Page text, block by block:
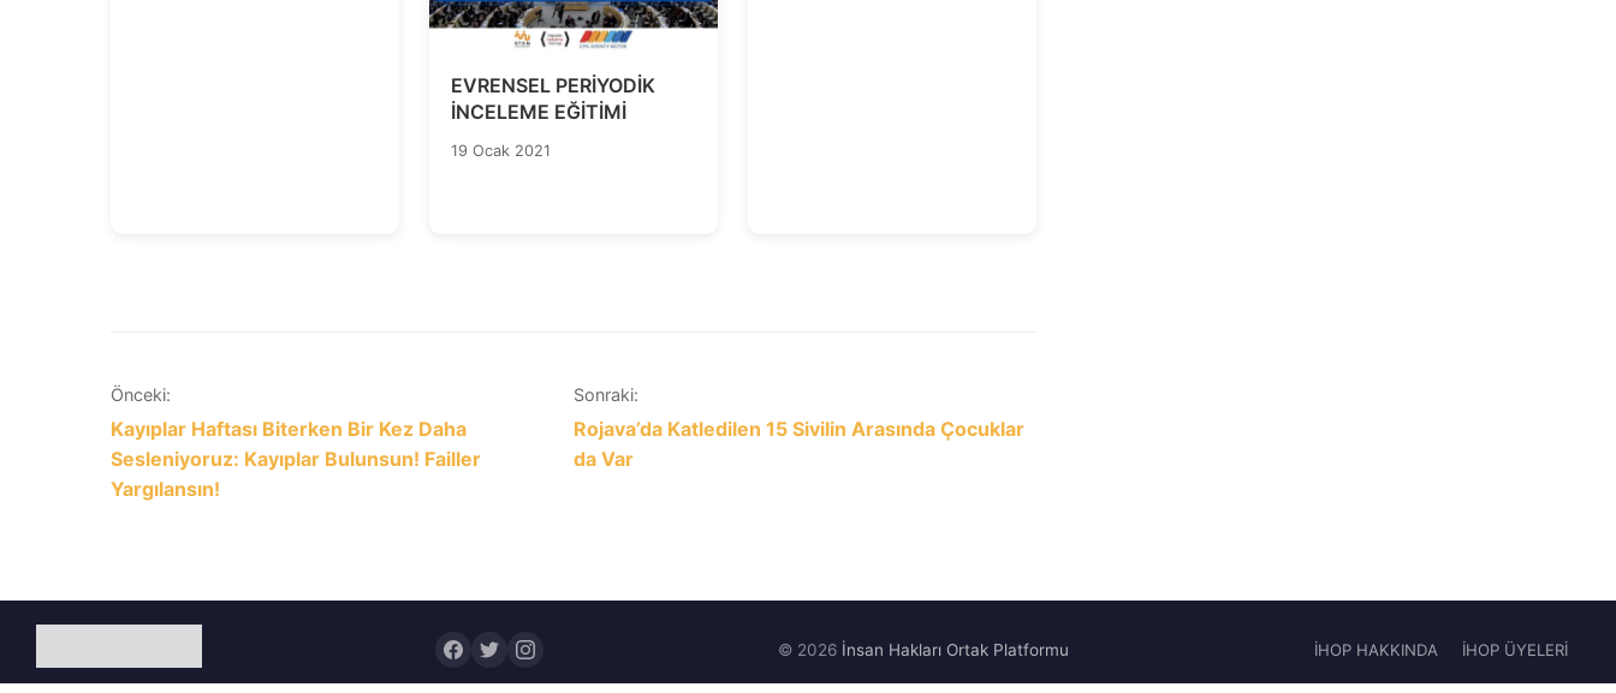
EVRENSEL PERİYODİK
İNCELEME EĞİTİMİ
19 Ocak 2021
Yazı
gezinmesi
Önceki:
Kayıplar Haftası Biterken Bir Kez Daha
Sesleniyoruz: Kayıplar Bulunsun! Failler
Yargılansın!
Sonraki:
Rojava’da Katledilen 15 Sivilin Arasında Çocuklar
da Var
© 2026 İnsan Hakları Ortak Platformu İHOP HAKKINDA İHOP ÜYELERİ